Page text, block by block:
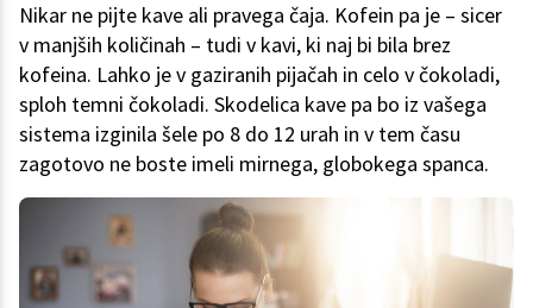
Nikar ne pijte kave ali pravega čaja. Kofein pa je – sicer
v manjših količinah – tudi v kavi, ki naj bi bila brez
kofeina. Lahko je v gaziranih pijačah in celo v čokoladi,
sploh temni čokoladi. Skodelica kave pa bo iz vašega
sistema izginila šele po 8 do 12 urah in v tem času
zagotovo ne boste imeli mirnega, globokega spanca.